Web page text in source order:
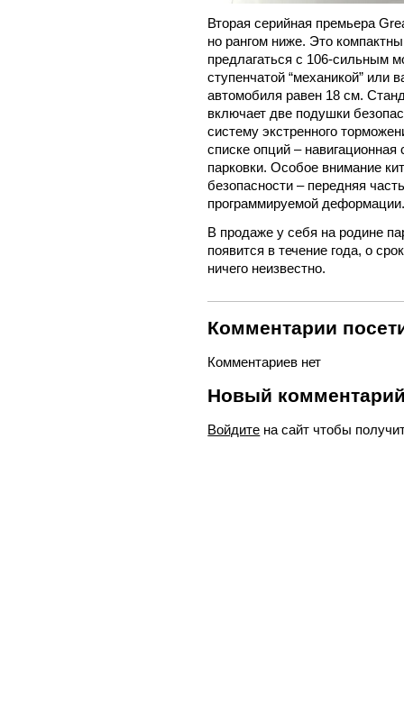
Вторая серийная премьера
но рангом ниже. Это
предлагаться с 106-сильным
ступенчатой “механикой” или
автомобиля равен 18 см.
включает две подушки
систему экстренного
списке опций –
парковки. Особое внимание
безопасности – передняя
программируемой
В продаже у себя на родине
появится в течение года, о
ничего неизвестно.
Комментарии
Комментариев нет
Новый
Войдите на сайт чтобы